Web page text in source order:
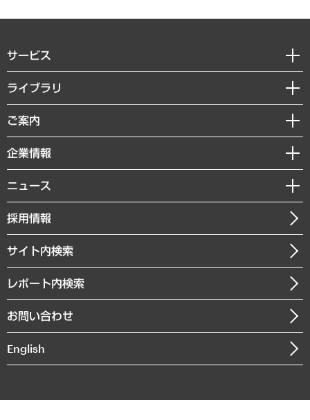
サービス
経営戦略
組織・人事戦略
デジタルイノベーション
共生・ダイバーシティ
GRC（ガバナンス・リスク・コンプライアンス）・防災（政策）
経済・産業・雇用・労働
まちづくり・観光・交通・スポーツ・スマートシティ
自然資源・農林水産業・食料システム
ライブラリ
経済調査
レポート
コラム
経営用語集
受託・受注実績（官公庁関連）
メディア掲載・出演
ご案内
セミナー・イベント情報
MUFGビジネスセミナー
受託案件情報
企業情報
私たちの想い
社長メッセージ
会社概要
沿革
組織図・本部部室紹介
インドネシア現地法人
個人情報保護方針
ニュース
ニュースリリース
お知らせ
採用情報
サイト内検索
レポート内検索
お問い合わせ
English